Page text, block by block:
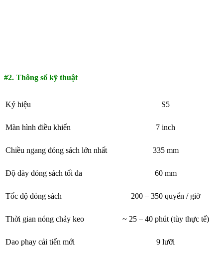
#2. Thông số kỹ thuật
Ký hiệu S5
Màn hình điều khiển 7 inch
Chiều ngang đóng sách lớn nhất 335 mm
Độ dày đóng sách tối đa 60 mm
Tốc độ đóng sách 200 – 350 quyển / giờ
Thời gian nóng chảy keo ~ 25 – 40 phút (tùy thực tế)
Dao phay cải tiến mới 9 lưỡi